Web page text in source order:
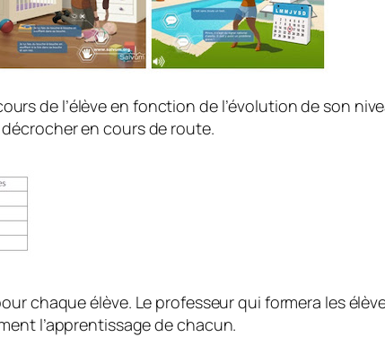
de l’élève en fonction de l’évolution de son
en cours de route.
chaque élève. Le professeur qui formera les
l’apprentissage de chacun.